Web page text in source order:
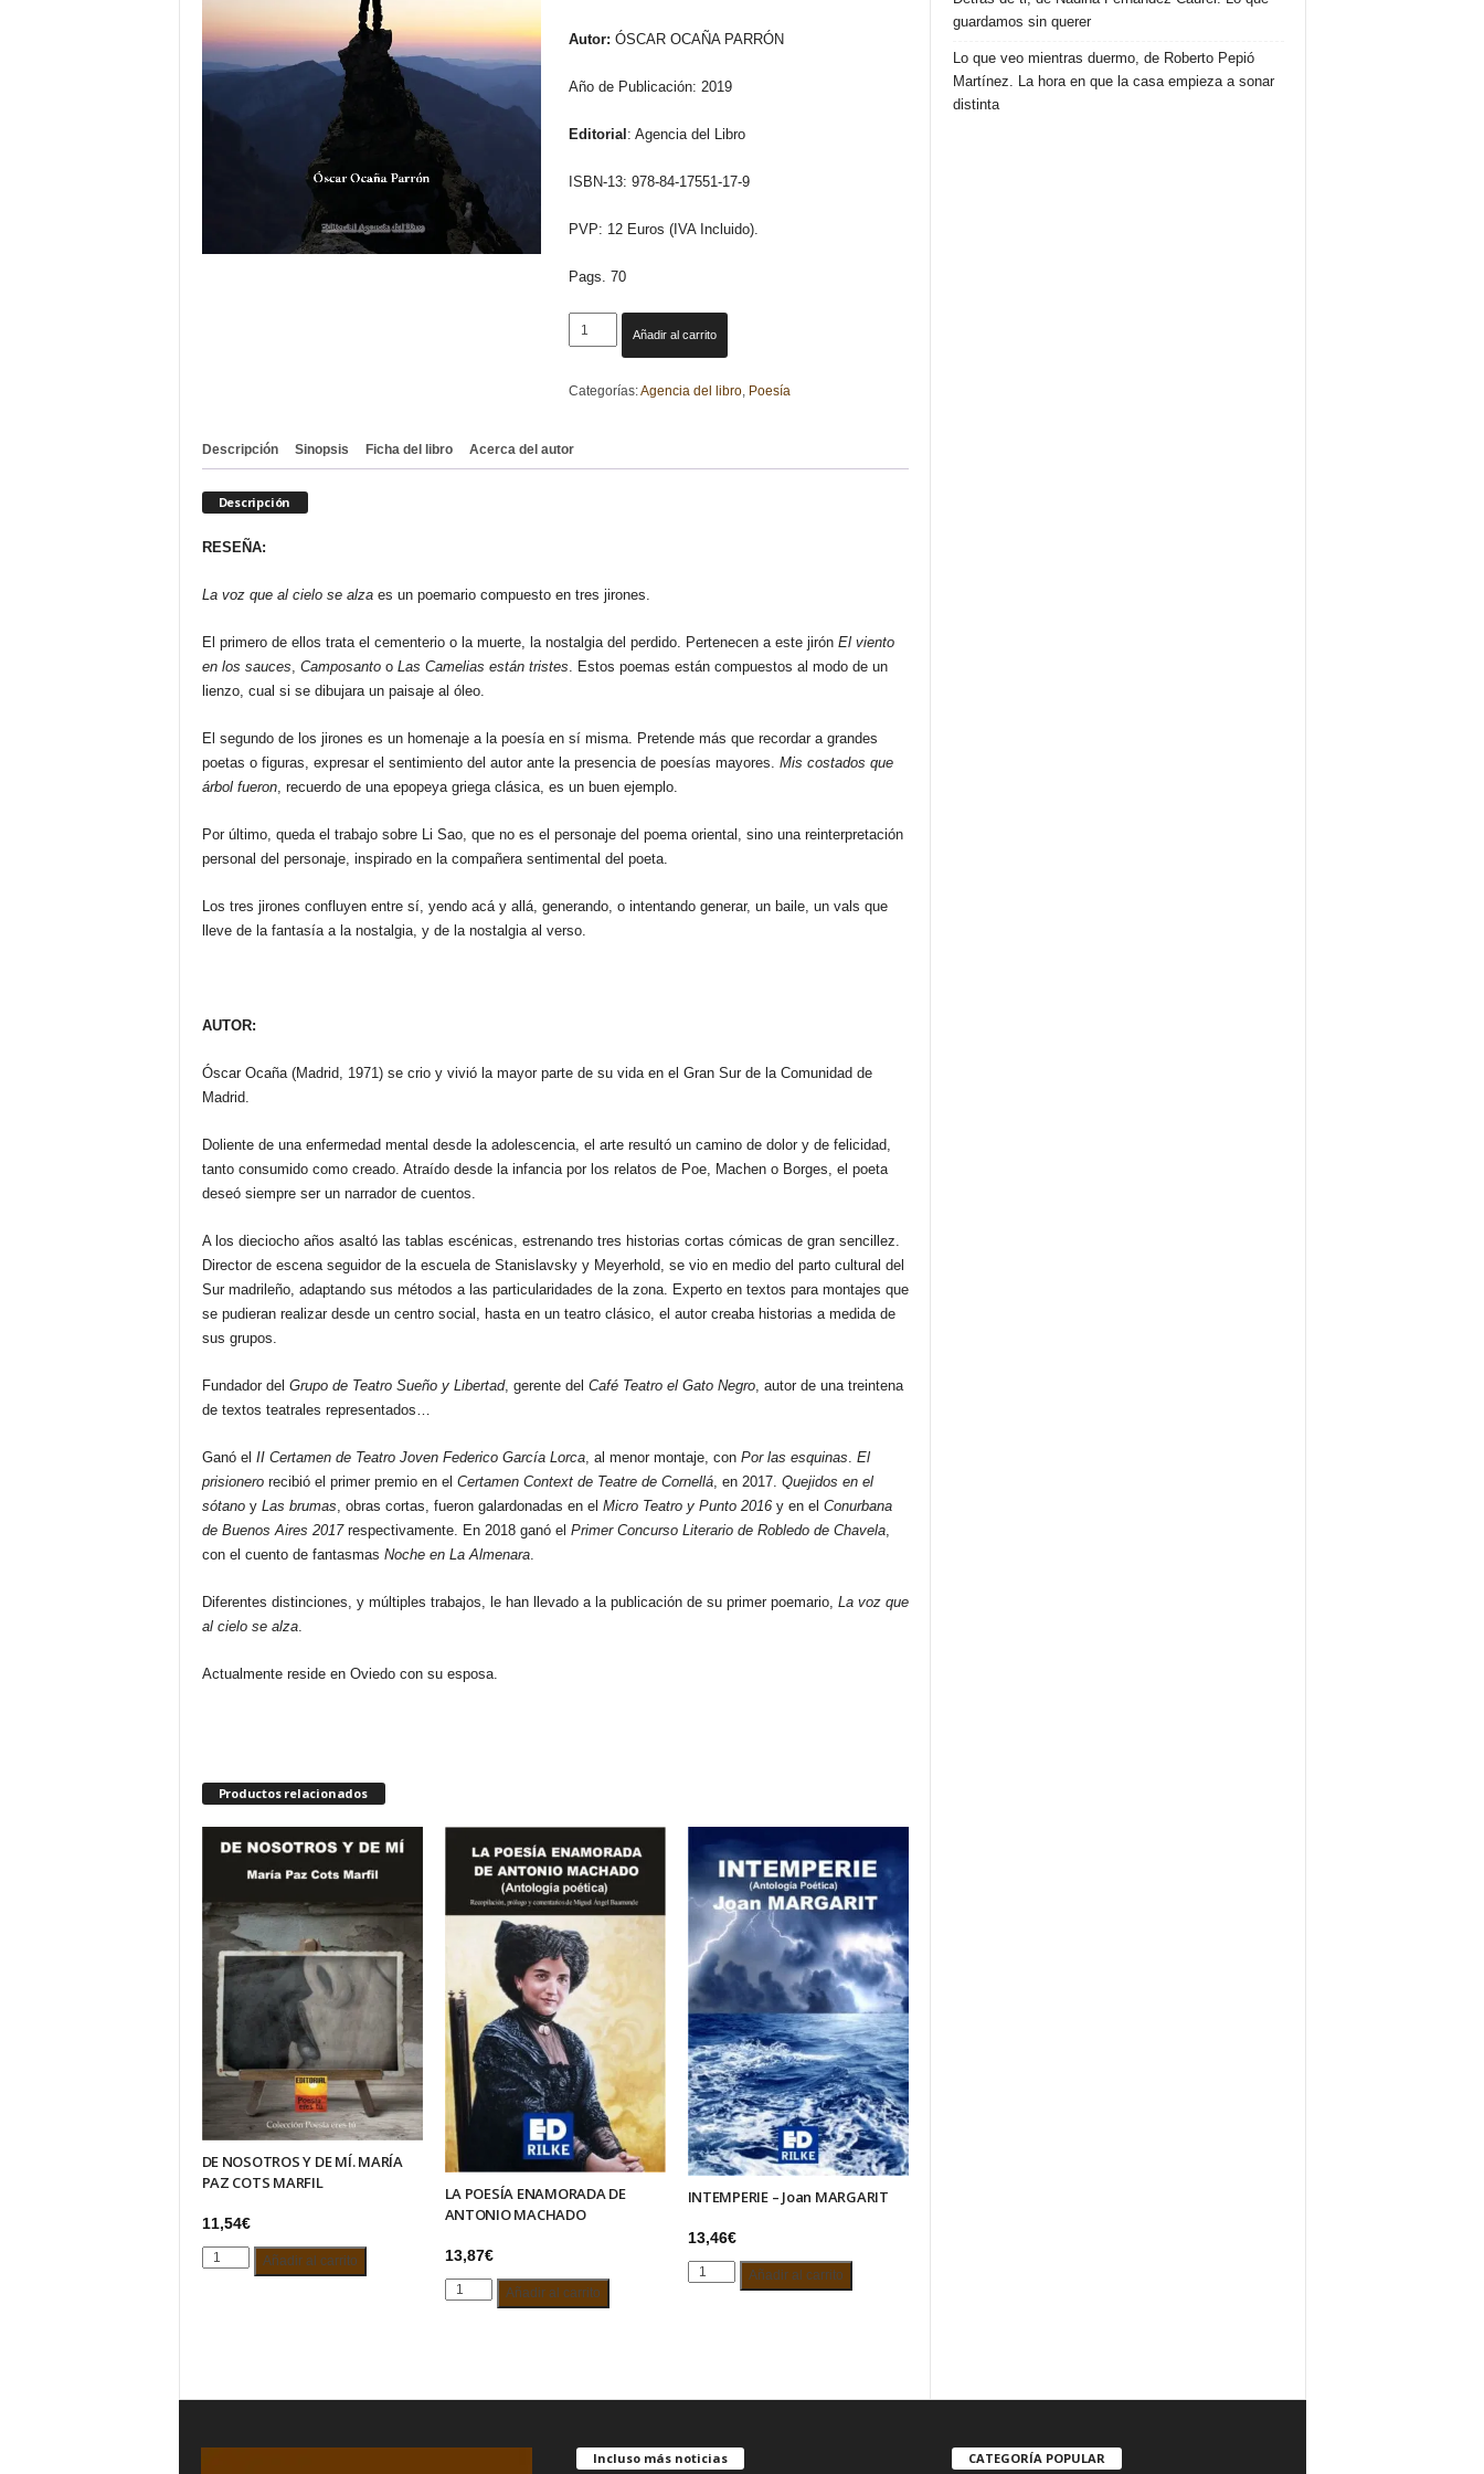
Autor: ÓSCAR OCAÑA PARRÓN
Año de Publicación: 2019
Editorial : Agencia del Libro
ISBN-13: 978-84-17551-17-9
PVP: 12 Euros (IVA Incluido).
Pags. 70
LA
VOZ
AL
Añadir al carrito
Categorías:Agencia del libro, Poesía
Descripción Sinopsis Ficha del libro Acerca del autor
Descripción
RESEÑA:
La voz que al cielo se alza es un poemario compuesto en tres jirones.
El primero de ellos trata el cementerio o la muerte, la nostalgia del perdido. Pertenecen a este jirón El viento
en los sauces, Camposantoo Las Camelias están tristes. Estos poemas están compuestos al modo de un
lienzo, cual si se dibujara un paisaje al óleo.
El segundo de los jirones es un homenaje a la poesía en sí misma. Pretende más que recordar a grandes
poetas o figuras, expresar el sentimiento del autor ante la presencia de poesías mayores. Mis costados que
árbol fueron, recuerdo de una epopeya griega clásica, es un buen ejemplo.
Por último, queda el trabajo sobre Li Sao, que no es el personaje del poema oriental, sino una reinterpretación
personal del personaje, inspirado en la compañera sentimental del poeta.
Los tres jirones confluyen entre sí, yendo acá y allá, generando, o intentando generar, un baile, un vals que
lleve de la fantasía a la nostalgia, y de la nostalgia al verso.
AUTOR:
Óscar Ocaña (Madrid, 1971) se crio y vivió la mayor parte de su vida en el Gran Sur de la Comunidad de
Madrid.
Doliente de una enfermedad mental desde la adolescencia, el arte resultó un camino de dolor y de felicidad,
tanto consumido como creado. Atraído desde la infancia por los relatos de Poe, Machen o Borges, el poeta
deseó siempre ser un narrador de cuentos.
A los dieciocho años asaltó las tablas escénicas, estrenando tres historias cortas cómicas de gran sencillez.
Director de escena seguidor de la escuela de Stanislavsky y Meyerhold, se vio en medio del parto cultural del
Sur madrileño, adaptando sus métodos a las particularidades de la zona. Experto en textos para montajes que
se pudieran realizar desde un centro social, hasta en un teatro clásico, el autor creaba historias a medida de
sus grupos.
Fundador del Grupo de Teatro Sueño y Libertad, gerente del Café Teatro el Gato Negro, autor de una treintena
de textos teatrales representados…
Ganó el II Certamen de Teatro Joven Federico García Lorca, al menor montaje, con Por las esquinas. El
prisionero recibió el primer premio en el Certamen Context de Teatre de Cornellá, en 2017. Quejidos en el
sótano y Las brumas, obras cortas, fueron galardonadas en el Micro Teatro y Punto 2016 y en el Conurbana
de Buenos Aires 2017 respectivamente. En 2018 ganó el Primer Concurso Literario de Robledo de Chavela,
con el cuento de fantasmas Noche en La Almenara.
Diferentes distinciones, y múltiples trabajos, le han llevado a la publicación de su primer poemario, La voz que
al cielo se alza.
Actualmente reside en Oviedo con su esposa.
Productos relacionados
DE NOSOTROS Y DE MÍ. MARÍA
PAZ COTS MARFIL
11,54€
DE
NOSOTROS
Añadir al carrito
LA POESÍA ENAMORADA DE
ANTONIO MACHADO
13,87€
LA
MACHADO
Añadir al carrito
INTEMPERIE – Joan MARGARIT
13,46€
INTEMPERIEAñadir al carrito
guardamos sin querer
Lo que veo mientras duermo, de Roberto Pepió
Martínez. La hora en que la casa empieza a sonar
distinta
Incluso más noticias CATEGORÍA POPULAR